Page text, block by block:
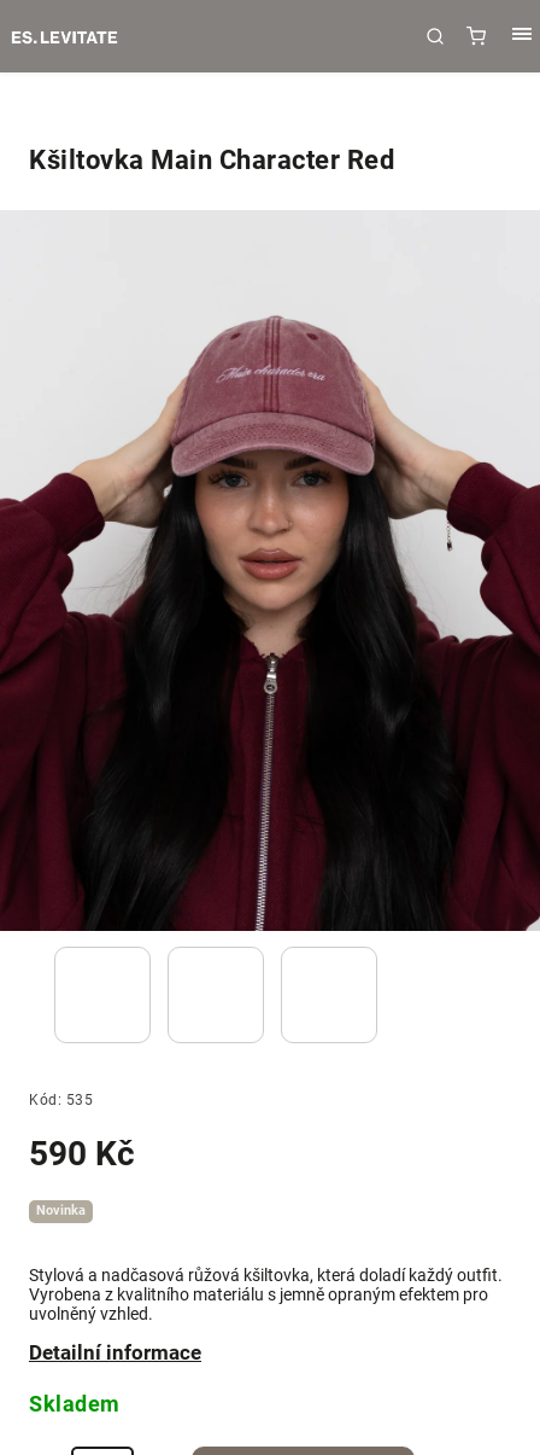
Kšiltovka Main Character Red
Kód: 535
590 Kč
Novinka
Stylová a nadčasová růžová kšiltovka, která doladí každý outfit.
Vyrobena z kvalitního materiálu s jemně opraným efektem pro
uvolněný vzhled.
Detailní informace
Skladem